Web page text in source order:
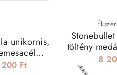
unikornis,
Ft
töltény
8